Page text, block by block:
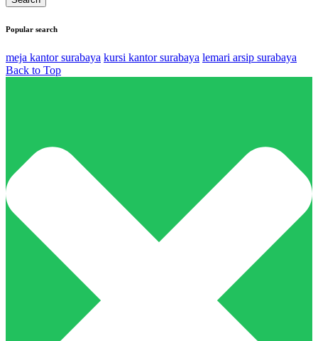
Popular search
meja kantor surabaya kursi kantor surabaya lemari arsip surabaya
Back to Top